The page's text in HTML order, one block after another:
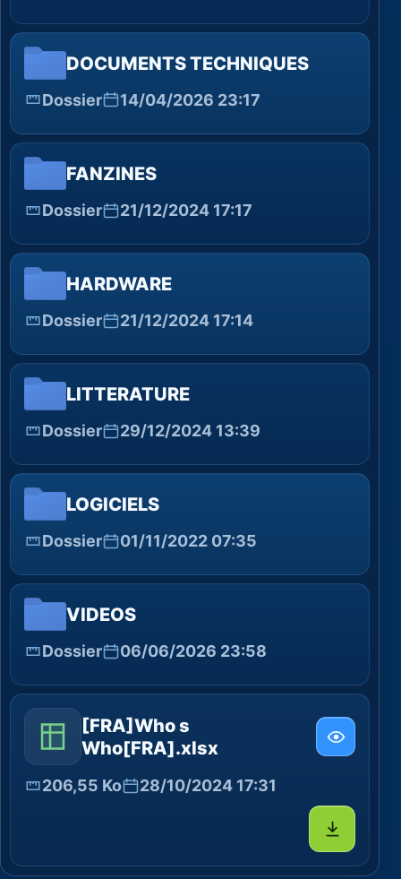
DOCUMENTS TECHNIQUES
Dossier 14/04/2026 23:17
FANZINES
Dossier 21/12/2024 17:17
HARDWARE
Dossier 21/12/2024 17:14
LITTERATURE
Dossier 29/12/2024 13:39
LOGICIELS
Dossier 01/11/2022 07:35
VIDEOS
Dossier 06/06/2026 23:58
[FRA]Who s
Who[FRA].xlsx
206,55 Ko 28/10/2024 17:31